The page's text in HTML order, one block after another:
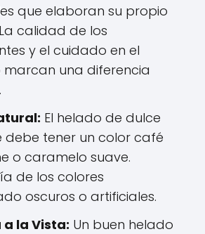
que elaboran su propio
calidad de los
y el cuidado en el
marcan una diferencia
El helado de dulce
debe tener un color café
o caramelo suave.
de los colores
oscuros o artificiales.
la Vista: Un buen helado